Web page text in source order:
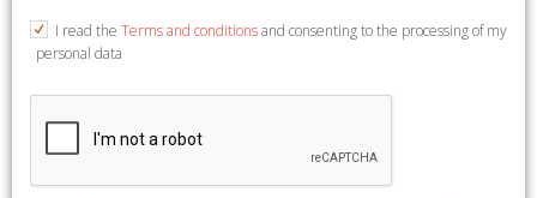
I read the Terms and conditionsand consenting to the processing of my
personal data